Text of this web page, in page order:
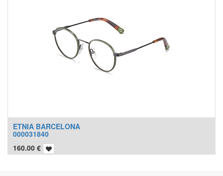
ETNIA BARCELONA
000031840
160.00 €